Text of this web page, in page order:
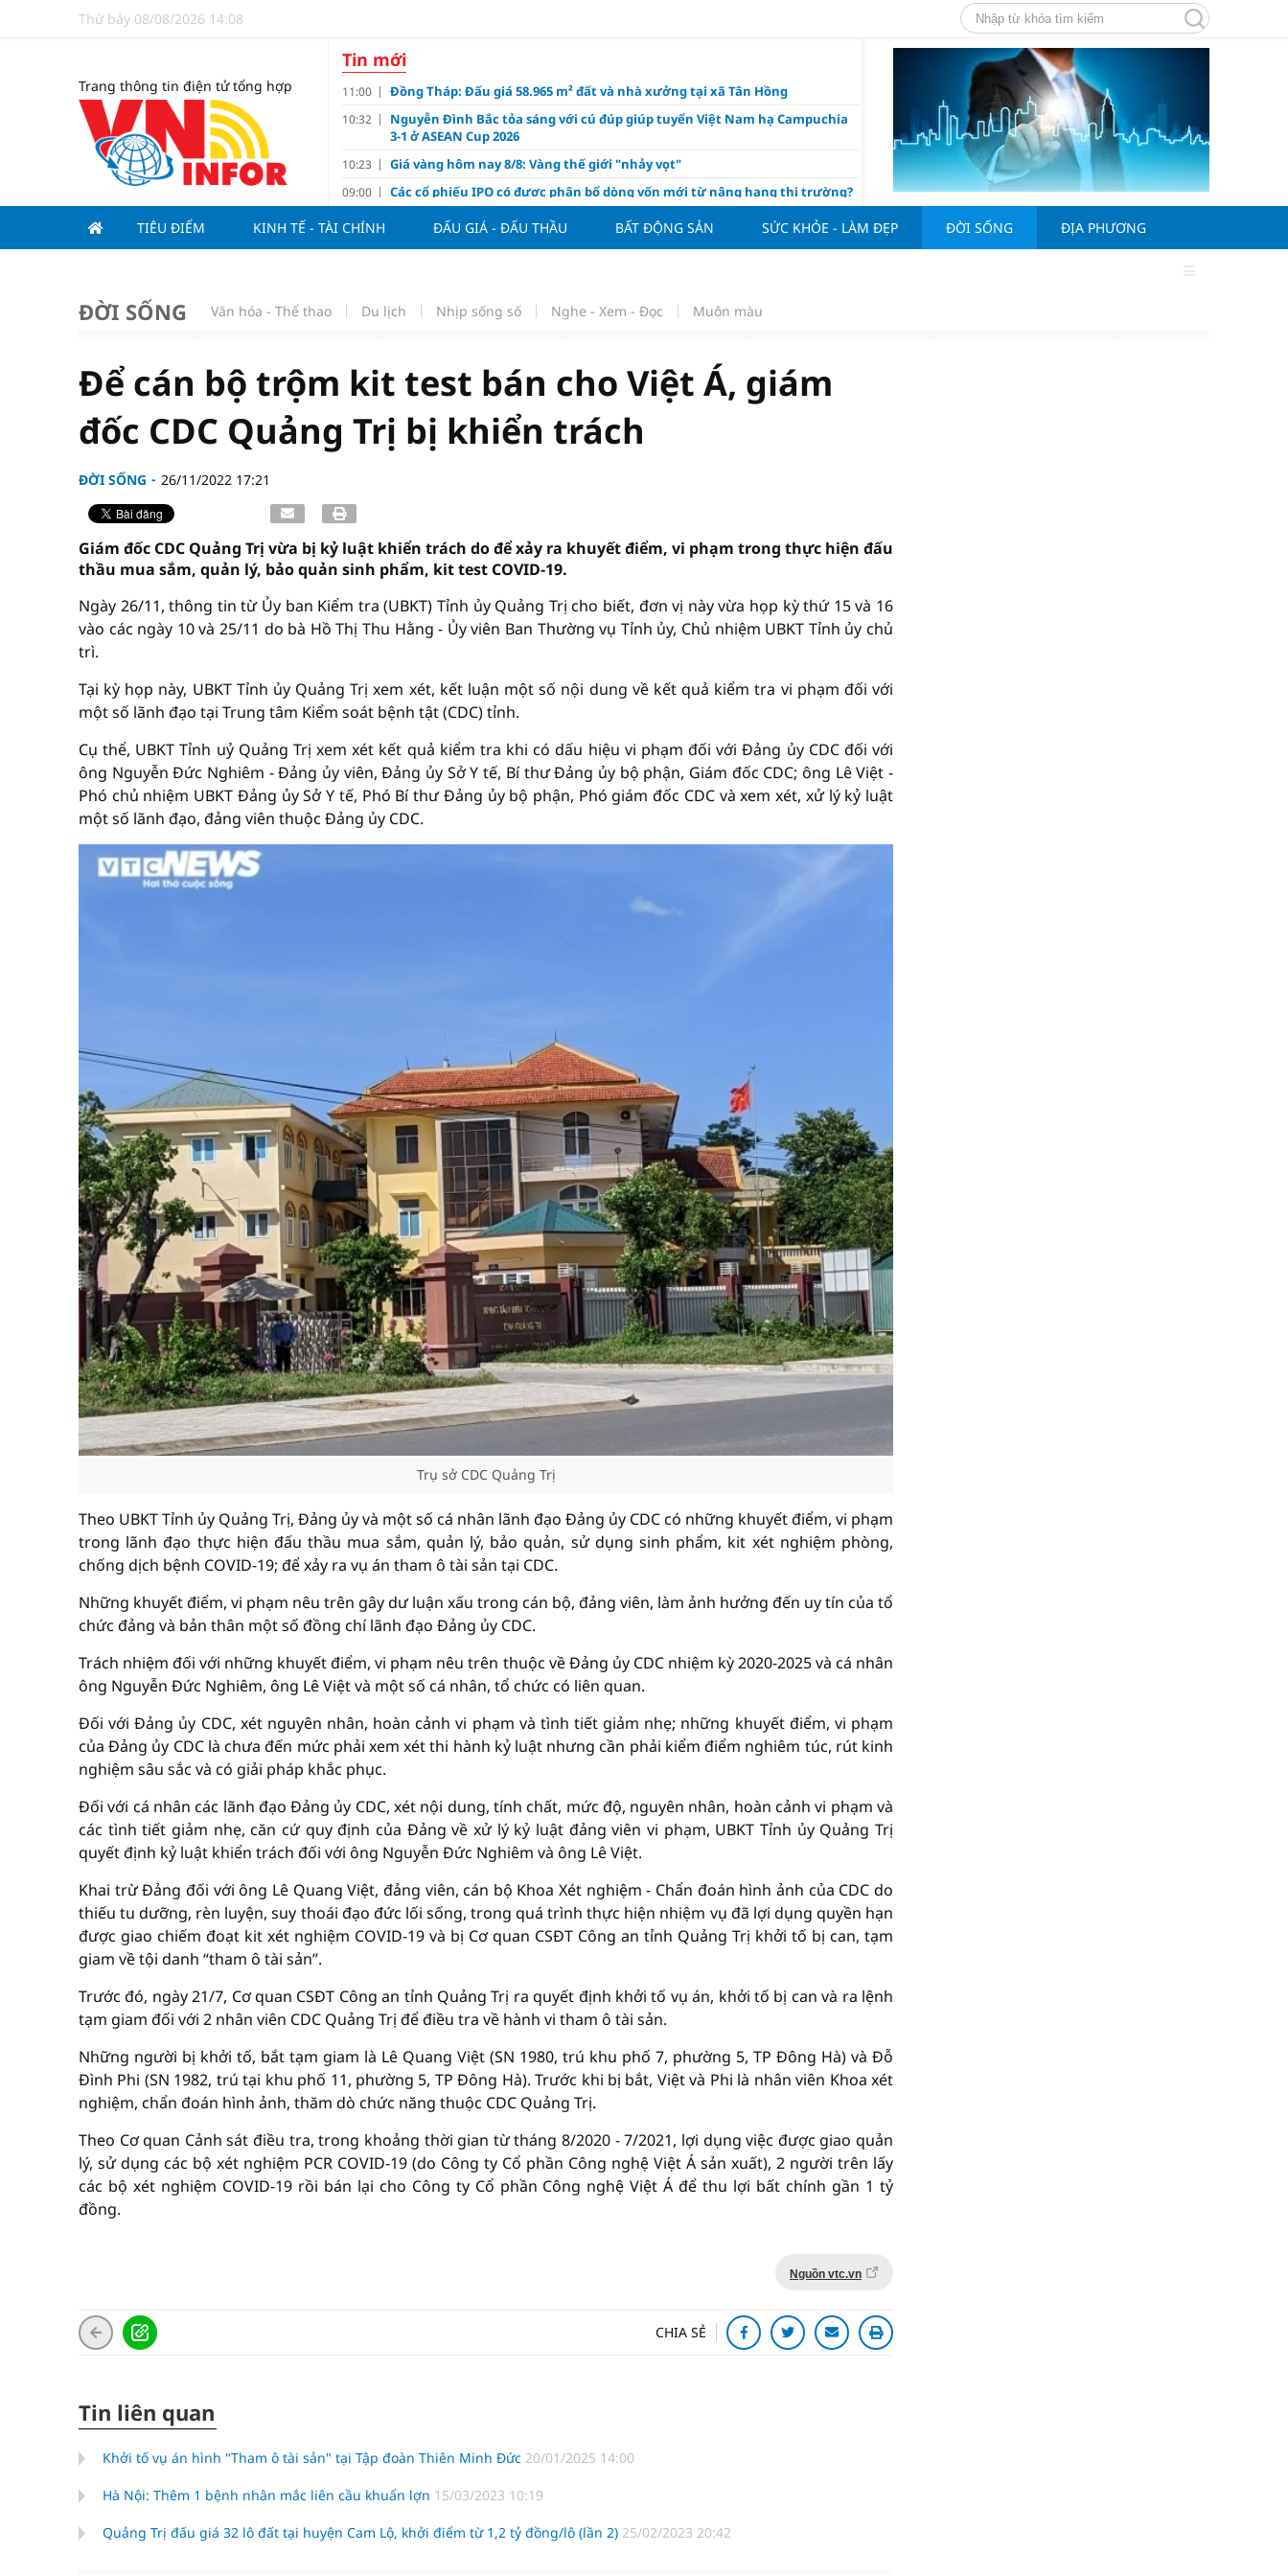
Thứ bảy 08/08/2026 14:08
Trang thông tin điện tử tổng hợp
Tin mới
11:00 Đồng Tháp: Đấu giá 58.965 m² đất và nhà xưởng tại xã Tân Hồng
10:32
Nguyễn Đình Bắc tỏa sáng với cú đúp giúp tuyển Việt Nam hạ Campuchia
3-1 ở ASEAN Cup 2026
10:23 Giá vàng hôm nay 8/8: Vàng thế giới "nhảy vọt"
09:00 Các cổ phiếu IPO có được phân bổ dòng vốn mới từ nâng hạng thị trường?
08:15 Lợi ích của nước chanh gừng
07:00 Nới trần tiền gửi Kho bạc Nhà nước: Không chỉ 4 ngân hàng được lợi
17:10 Ngân hàng nửa đầu năm 2026: Áp lực đằng sau niềm vui lãi lớn
15:13
Đề xuất giảm 30% thuế cho hộ, cá nhân kinh doanh, doanh nghiệp thu
TIÊU ĐIỂM KINH TẾ - TÀI CHÍNH ĐẤU GIÁ - ĐẤU THẦU BẤT ĐỘNG SẢN SỨC KHỎE - LÀM ĐẸP ĐỜI SỐNG ĐỊA PHƯƠNG
ĐỜI SỐNG Văn hóa - Thể thao Du lịch Nhịp sống số Nghe - Xem - Đọc Muôn màu
Để cán bộ trộm kit test bán cho Việt Á, giám
đốc CDC Quảng Trị bị khiển trách
ĐỜI SỐNG 26/11/2022 17:21
Giám đốc CDC Quảng Trị vừa bị kỷ luật khiển trách do để xảy ra khuyết điểm, vi phạm trong thực hiện đấu
thầu mua sắm, quản lý, bảo quản sinh phẩm, kit test COVID-19.
Ngày 26/11, thông tin từ Ủy ban Kiểm tra (UBKT) Tỉnh ủy Quảng Trị cho biết, đơn vị này vừa họp kỳ thứ 15 và 16
vào các ngày 10 và 25/11 do bà Hồ Thị Thu Hằng - Ủy viên Ban Thường vụ Tỉnh ủy, Chủ nhiệm UBKT Tỉnh ủy chủ
trì.
Tại kỳ họp này, UBKT Tỉnh ủy Quảng Trị xem xét, kết luận một số nội dung về kết quả kiểm tra vi phạm đối với
một số lãnh đạo tại Trung tâm Kiểm soát bệnh tật (CDC) tỉnh.
Cụ thể, UBKT Tỉnh uỷ Quảng Trị xem xét kết quả kiểm tra khi có dấu hiệu vi phạm đối với Đảng ủy CDC đối với
ông Nguyễn Đức Nghiêm - Đảng ủy viên, Đảng ủy Sở Y tế, Bí thư Đảng ủy bộ phận, Giám đốc CDC; ông Lê Việt -
Phó chủ nhiệm UBKT Đảng ủy Sở Y tế, Phó Bí thư Đảng ủy bộ phận, Phó giám đốc CDC và xem xét, xử lý kỷ luật
một số lãnh đạo, đảng viên thuộc Đảng ủy CDC.
Trụ sở CDC Quảng Trị
Theo UBKT Tỉnh ủy Quảng Trị, Đảng ủy và một số cá nhân lãnh đạo Đảng ủy CDC có những khuyết điểm, vi phạm
trong lãnh đạo thực hiện đấu thầu mua sắm, quản lý, bảo quản, sử dụng sinh phẩm, kit xét nghiệm phòng,
chống dịch bệnh COVID-19; để xảy ra vụ án tham ô tài sản tại CDC.
Những khuyết điểm, vi phạm nêu trên gây dư luận xấu trong cán bộ, đảng viên, làm ảnh hưởng đến uy tín của tổ
chức đảng và bản thân một số đồng chí lãnh đạo Đảng ủy CDC.
Trách nhiệm đối với những khuyết điểm, vi phạm nêu trên thuộc về Đảng ủy CDC nhiệm kỳ 2020-2025 và cá nhân
ông Nguyễn Đức Nghiêm, ông Lê Việt và một số cá nhân, tổ chức có liên quan.
Đối với Đảng ủy CDC, xét nguyên nhân, hoàn cảnh vi phạm và tình tiết giảm nhẹ; những khuyết điểm, vi phạm
của Đảng ủy CDC là chưa đến mức phải xem xét thi hành kỷ luật nhưng cần phải kiểm điểm nghiêm túc, rút kinh
nghiệm sâu sắc và có giải pháp khắc phục.
Đối với cá nhân các lãnh đạo Đảng ủy CDC, xét nội dung, tính chất, mức độ, nguyên nhân, hoàn cảnh vi phạm và
các tình tiết giảm nhẹ, căn cứ quy định của Đảng về xử lý kỷ luật đảng viên vi phạm, UBKT Tỉnh ủy Quảng Trị
quyết định kỷ luật khiển trách đối với ông Nguyễn Đức Nghiêm và ông Lê Việt.
Khai trừ Đảng đối với ông Lê Quang Việt, đảng viên, cán bộ Khoa Xét nghiệm - Chẩn đoán hình ảnh của CDC do
thiếu tu dưỡng, rèn luyện, suy thoái đạo đức lối sống, trong quá trình thực hiện nhiệm vụ đã lợi dụng quyền hạn
được giao chiếm đoạt kit xét nghiệm COVID-19 và bị Cơ quan CSĐT Công an tỉnh Quảng Trị khởi tố bị can, tạm
giam về tội danh “tham ô tài sản”.
Trước đó, ngày 21/7, Cơ quan CSĐT Công an tỉnh Quảng Trị ra quyết định khởi tố vụ án, khởi tố bị can và ra lệnh
tạm giam đối với 2 nhân viên CDC Quảng Trị để điều tra về hành vi tham ô tài sản.
Những người bị khởi tố, bắt tạm giam là Lê Quang Việt (SN 1980, trú khu phố 7, phường 5, TP Đông Hà) và Đỗ
Đình Phi (SN 1982, trú tại khu phố 11, phường 5, TP Đông Hà). Trước khi bị bắt, Việt và Phi là nhân viên Khoa xét
nghiệm, chẩn đoán hình ảnh, thăm dò chức năng thuộc CDC Quảng Trị.
Theo Cơ quan Cảnh sát điều tra, trong khoảng thời gian từ tháng 8/2020 - 7/2021, lợi dụng việc được giao quản
lý, sử dụng các bộ xét nghiệm PCR COVID-19 (do Công ty Cổ phần Công nghệ Việt Á sản xuất), 2 người trên lấy
các bộ xét nghiệm COVID-19 rồi bán lại cho Công ty Cổ phần Công nghệ Việt Á để thu lợi bất chính gần 1 tỷ
đồng.
Nguồn vtc.vn
CHIA SẺ
Tin liên quan
Khởi tố vụ án hình "Tham ô tài sản" tại Tập đoàn Thiên Minh Đức 20/01/2025 14:00
Hà Nội: Thêm 1 bệnh nhân mắc liên cầu khuẩn lợn 15/03/2023 10:19
Quảng Trị đấu giá 32 lô đất tại huyện Cam Lộ, khởi điểm từ 1,2 tỷ đồng/lô (lần 2) 25/02/2023 20:42